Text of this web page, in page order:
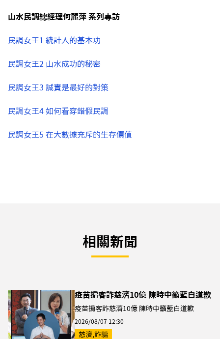
山水民調總經理何麗萍 系列專訪
民調女王1 統計人的基本功
民調女王2 山水成功的秘密
民調女王3 誠實是最好的對策
民調女王4 如何看穿錯假民調
民調女王5 在大數據充斥的生存價值
相關新聞
疫苗掮客詐慈濟10億 陳時中籲藍白道歉
疫苗掮客詐慈濟10億 陳時中籲藍白道歉
2026/08/07 12:30
慈濟,詐騙